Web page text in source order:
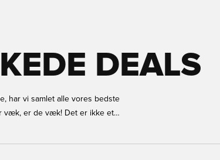
DEALS
har vi samlet alle vores bedste
væk, er de væk! Det er ikke et
tilbage, så